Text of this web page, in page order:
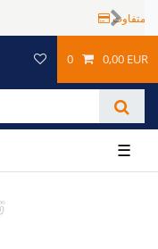
Next
0 0,00 EUR
☰